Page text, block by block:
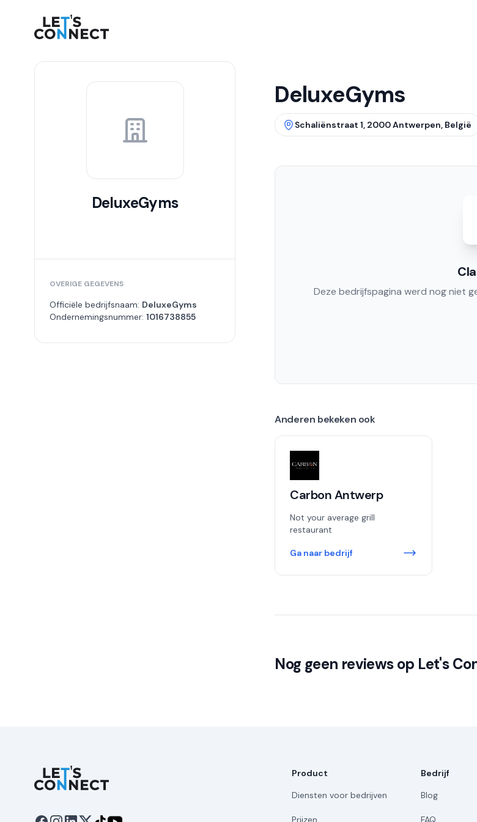
Let's Connect
DeluxeGyms
OVERIGE GEGEVENS
Officiële bedrijfsnaam: DeluxeGyms
Ondernemingsnummer: 1016738855
DeluxeGyms
Schaliënstraat 1, 2000 Antwerpen, België
Deze bedrijfspagina werd nog niet
Anderen bekeken ook
Carbon Antwerp
Not your average grill
restaurant
Ga naar bedrijf
Nog geen reviews op Let's
Let's Connect
Product
Diensten voor bedrijven
Prijzen
Bedrijf
Blog
FAQ